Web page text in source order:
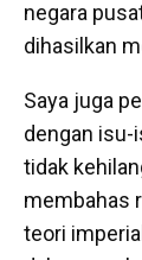
negara
dihasilkan
Saya juga
dengan isu-
tidak
membahas
teori